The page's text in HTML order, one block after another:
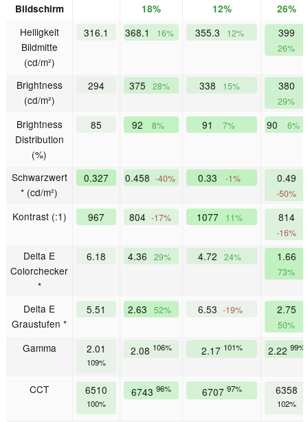
Bildschirm 18% 12% 26%
Helligkeit
Bildmitte
(cd/m²)
316.1 368.1 16% 355.3 12% 399
26%
Brightness
(cd/m²)
294 375 28% 338 15% 380
29%
Brightness
Distribution
(%)
85 92 8% 91 7% 90 6%
Schwarzwert
* (cd/m²)
0.327 0.458 -40% 0.33 -1% 0.49
-50%
Kontrast (:1) 967 804 -17% 1077 11% 814
-16%
Delta E
Colorchecker
*
6.18 4.36 29% 4.72 24% 1.66
73%
Delta E
Graustufen *
5.51 2.63 52% 6.53 -19% 2.75
50%
Gamma 2.01
109%
2.08 106% 2.17 101% 2.22 99%
CCT 6510
100%
6743 96% 6707 97% 6358
102%